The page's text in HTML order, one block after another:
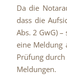
Da die
dass die
Abs. 2 GwG)
eine Meldung
Prüfung
Meldungen.